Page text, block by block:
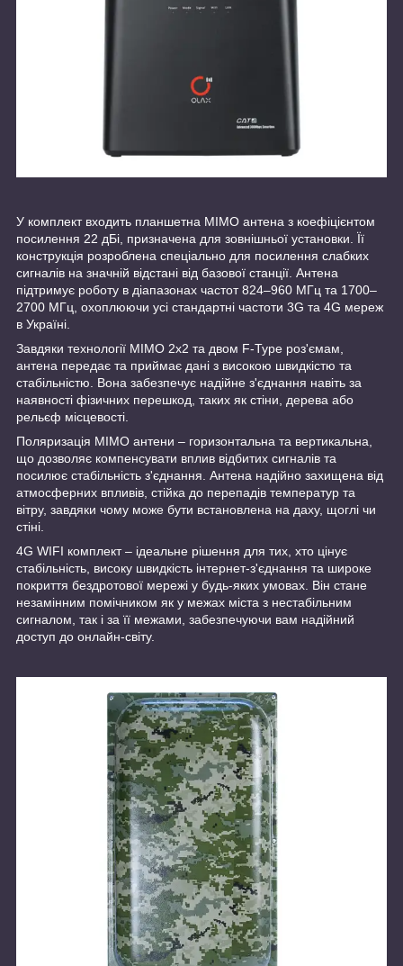
У комплект входить планшетна MIMO антена з коефіцієнтом
посилення 22 дБі, призначена для зовнішньої установки. Її
конструкція розроблена спеціально для посилення слабких
сигналів на значній відстані від базової станції. Антена
підтримує роботу в діапазонах частот 824–960 МГц та 1700–
2700 МГц, охоплюючи усі стандартні частоти 3G та 4G мереж
в Україні.
Завдяки технології MIMO 2x2 та двом F-Type роз'ємам,
антена передає та приймає дані з високою швидкістю та
стабільністю. Вона забезпечує надійне з'єднання навіть за
наявності фізичних перешкод, таких як стіни, дерева або
рельєф місцевості.
Поляризація MIMO антени – горизонтальна та вертикальна,
що дозволяє компенсувати вплив відбитих сигналів та
посилює стабільність з'єднання. Антена надійно захищена від
атмосферних впливів, стійка до перепадів температур та
вітру, завдяки чому може бути встановлена ​​на даху, щоглі чи
стіні.
4G WIFI комплект – ідеальне рішення для тих, хто цінує
стабільність, високу швидкість інтернет-з'єднання та широке
покриття бездротової мережі у будь-яких умовах. Він стане
незамінним помічником як у межах міста з нестабільним
сигналом, так і за її межами, забезпечуючи вам надійний
доступ до онлайн-світу.